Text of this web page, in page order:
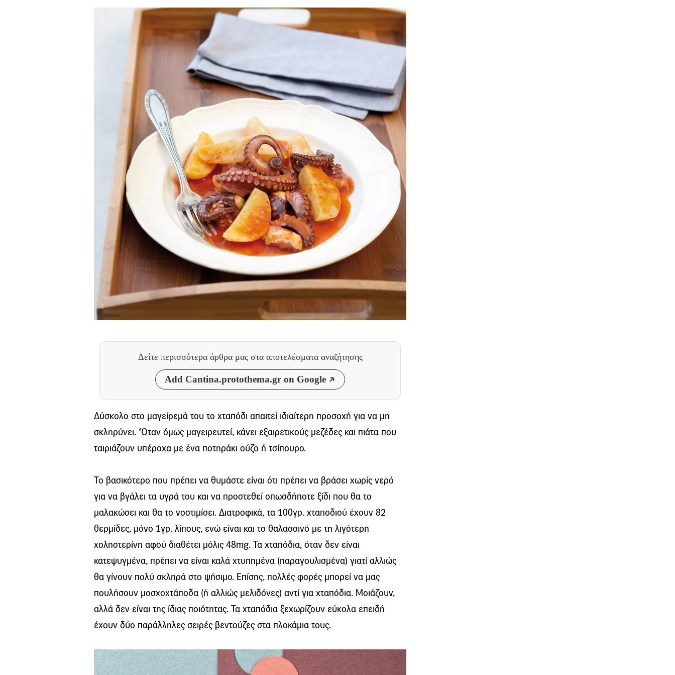
Δείτε περισσότερα άρθρα μας στα αποτελέσματα αναζήτησης
Add Cantina.protothema.gr on Google
Δύσκολο στο μαγείρεμά του το χταπόδι απαιτεί ιδιαίτερη προσοχή για να μη
σκληρύνει. ‘Όταν όμως μαγειρευτεί, κάνει εξαιρετικούς μεζέδες και πιάτα που
ταιριάζουν υπέροχα με ένα ποτηράκι ούζο ή τσίπουρο.
Το βασικότερο που πρέπει να θυμάστε είναι ότι πρέπει να βράσει χωρίς νερό
για να βγάλει τα υγρά του και να προστεθεί οπωσδήποτε ξίδι που θα το
μαλακώσει και θα το νοστιμίσει. Διατροφικά, τα 100γρ. χταποδιού έχουν 82
θερμίδες, μόνο 1γρ. λίπους, ενώ είναι και το θαλασσινό με τη λιγότερη
χοληστερίνη αφού διαθέτει μόλις 48mg. Τα χταπόδια, όταν δεν είναι
κατεψυγμένα, πρέπει να είναι καλά χτυπημένα (παραγουλισμένα) γιατί αλλιώς
θα γίνουν πολύ σκληρά στο ψήσιμο. Επίσης, πολλές φορές μπορεί να μας
πουλήσουν μοσχοχτάποδα (ή αλλιώς μελιδόνες) αντί για χταπόδια. Μοιάζουν,
αλλά δεν είναι της ίδιας ποιότητας. Τα χταπόδια ξεχωρίζουν εύκολα επειδή
έχουν δύο παράλληλες σειρές βεντούζες στα πλοκάμια τους.